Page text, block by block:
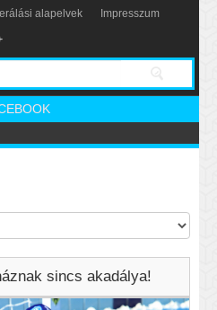
alapelvek Impresszum
sincs akadálya!